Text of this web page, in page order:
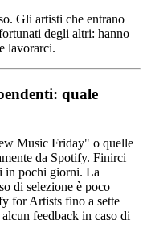
Gli artisti che entrano
degli altri: hanno
lavorarci.
quale
Music Friday" o quelle
da Spotify. Finirci
in pochi giorni. La
di selezione è poco
for Artists fino a sette
feedback in caso di